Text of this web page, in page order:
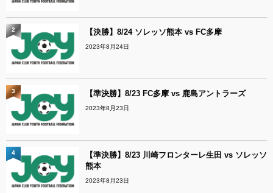
【決勝】8/24 ソレッソ熊本 vs FC多摩
2023年8月24日
2
【準決勝】8/23 FC多摩 vs 鹿島アントラーズ
2023年8月23日
3
【準決勝】8/23 川崎フロンターレ生田 vs ソレッソ
熊本
2023年8月23日
4